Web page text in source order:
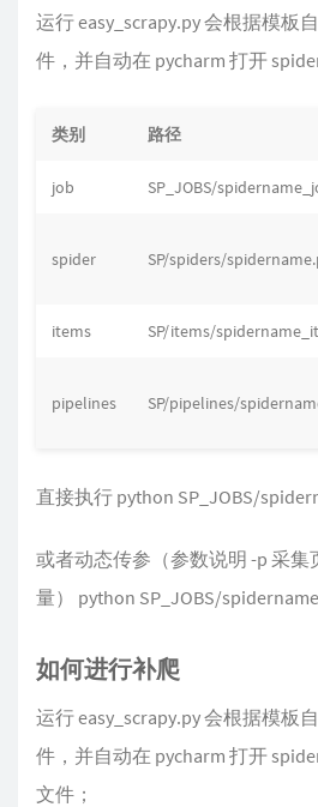
运行 easy_scrapy.py 会根据模板
件，并自动在 pycharm 打开
类别 路径
job SP_JOBS/
spider SP/spiders/
items SP/items/
pipelines SP/pipelines/
直接执行 python SP_JOBS/
或者动态传参（参数说明 -p 采集
量） python SP_JOBS/
如何进行补爬
运行 easy_scrapy.py 会根据模板
件，并自动在 pycharm 打开
文件；